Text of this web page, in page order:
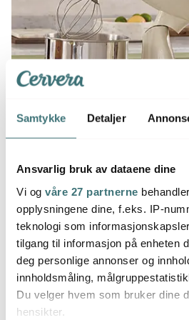
Samtykke Detaljer
Ansvarlig bruk av dataene dine
Vi og våre 27 partnerne
opplysningene dine, f.eks. IP-
teknologi som
tilgang til informasjon på enheten
deg personlige annonser og
innholdsmåling,
Du velger hvem som bruker dine
hensikter.
20% på Smeg blender
Se produkter